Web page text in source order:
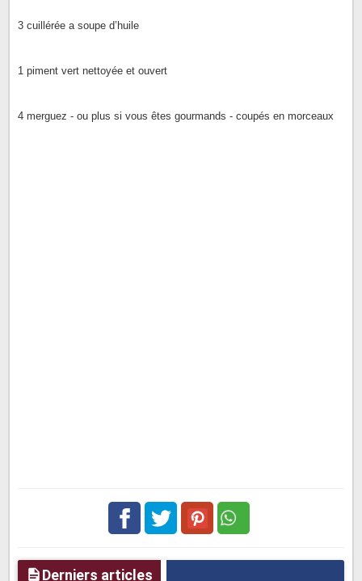
3 cuillérée a soupe d’huile
1 piment vert nettoyée et ouvert
4 merguez - ou plus si vous êtes gourmands - coupés en morceaux
Derniers articles